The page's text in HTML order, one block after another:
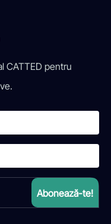
CATTED pentru